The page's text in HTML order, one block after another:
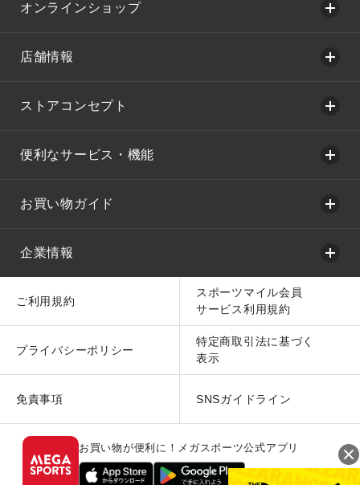
オンラインショップ
店舗情報
ストアコンセプト
便利なサービス・機能
お買い物ガイド
企業情報
ご利用規約
スポーツマイル会員
サービス利用規約
プライバシーポリシー
特定商取引法に基づく
表示
免責事項 SNSガイドライン
お買い物が便利に！メガスポーツ公式アプリ